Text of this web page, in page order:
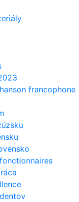
francophone